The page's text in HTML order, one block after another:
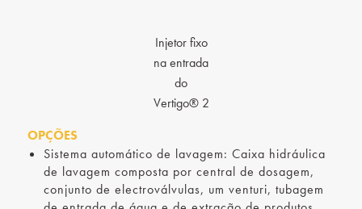
Injetor fixo
na entrada
do
Vertigo® 2
OPÇÕES
Sistema automático de lavagem: Caixa hidráulica
de lavagem composta por central de dosagem,
conjunto de electroválvulas, um venturi, tubagem